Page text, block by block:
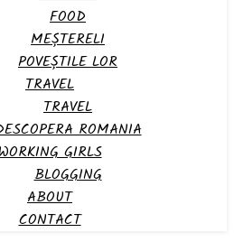
FOOD
MEȘTERELI
POVEȘTILE LOR
TRAVEL
TRAVEL
ROMANIA
GIRLS
BLOGGING
ABOUT
CONTACT